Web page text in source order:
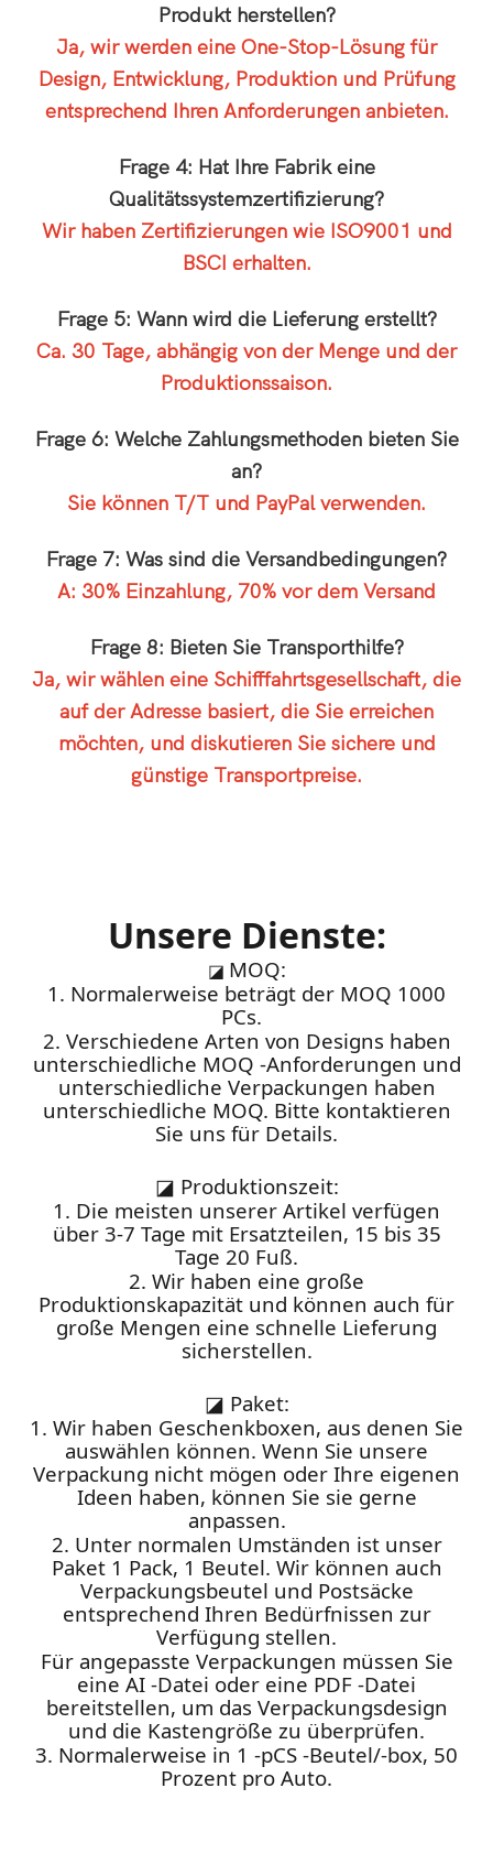
Produkt herstellen?
Ja, wir werden eine One-Stop-Lösung für
Design, Entwicklung, Produktion und Prüfung
entsprechend Ihren Anforderungen anbieten.
Frage 4: Hat Ihre Fabrik eine
Qualitätssystemzertifizierung?
Wir haben Zertifizierungen wie ISO9001 und
BSCI erhalten.
Frage 5: Wann wird die Lieferung erstellt?
Ca. 30 Tage, abhängig von der Menge und der
Produktionssaison.
Frage 6: Welche Zahlungsmethoden bieten Sie
an?
Sie können T/T und PayPal verwenden.
Frage 7: Was sind die Versandbedingungen?
A: 30% Einzahlung, 70% vor dem Versand
Frage 8: Bieten Sie Transporthilfe?
Ja, wir wählen eine Schifffahrtsgesellschaft, die
auf der Adresse basiert, die Sie erreichen
möchten, und diskutieren Sie sichere und
günstige Transportpreise.
Unsere Dienste:
◪ MOQ:
1. Normalerweise beträgt der MOQ 1000
PCs.
2. Verschiedene Arten von Designs haben
unterschiedliche MOQ -Anforderungen und
unterschiedliche Verpackungen haben
unterschiedliche MOQ. Bitte kontaktieren
Sie uns für Details.
◪ Produktionszeit:
1. Die meisten unserer Artikel verfügen
über 3-7 Tage mit Ersatzteilen, 15 bis 35
Tage 20 Fuß.
2. Wir haben eine große
Produktionskapazität und können auch für
große Mengen eine schnelle Lieferung
sicherstellen.
◪ Paket:
1. Wir haben Geschenkboxen, aus denen Sie
auswählen können. Wenn Sie unsere
Verpackung nicht mögen oder Ihre eigenen
Ideen haben, können Sie sie gerne
anpassen.
2. Unter normalen Umständen ist unser
Paket 1 Pack, 1 Beutel. Wir können auch
Verpackungsbeutel und Postsäcke
entsprechend Ihren Bedürfnissen zur
Verfügung stellen.
Für angepasste Verpackungen müssen Sie
eine AI -Datei oder eine PDF -Datei
bereitstellen, um das Verpackungsdesign
und die Kastengröße zu überprüfen.
3. Normalerweise in 1 -pCS -Beutel/-box, 50
Prozent pro Auto.